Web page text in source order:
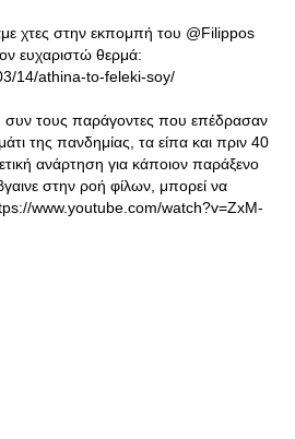
χτες στην εκπομπή του @Filippos
ευχαριστώ θερμά:
14/athina-to-feleki-soy/
τους παράγοντες που επέδρασαν
της πανδημίας, τα είπα και πριν 40
ανάρτηση για κάποιον παράξενο
στην ροή φίλων, μπορεί να
www.youtube.com/watch?v=ZxM-